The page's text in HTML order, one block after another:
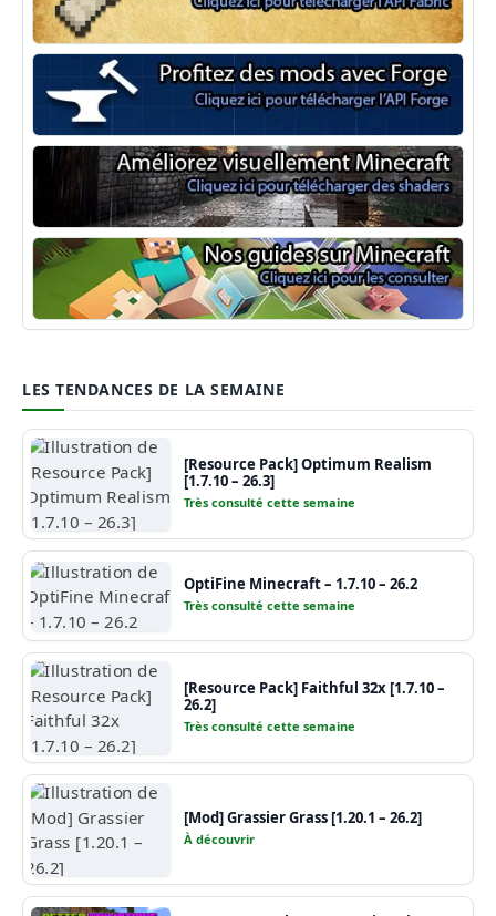
Minecraft Fabric
Minecraft Forge
Shaders Minecraft
Guide Minecraft
LES TENDANCES DE LA SEMAINE
[Resource Pack] Optimum Realism
[1.7.10 – 26.3]
Très consulté cette semaine
OptiFine Minecraft – 1.7.10 – 26.2
Très consulté cette semaine
[Resource Pack] Faithful 32x [1.7.10 –
26.2]
Très consulté cette semaine
[Mod] Grassier Grass [1.20.1 – 26.2]
À découvrir